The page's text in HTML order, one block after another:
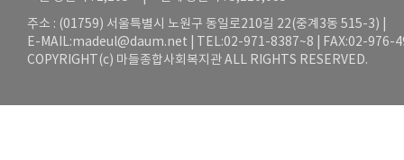
주소 : (01759) 서울특별시 노원구 동일로210길 22(중계3동 515-3) |
E-MAIL:madeul@daum.net | TEL:02-971-8387~8 | FAX:02-976-
COPYRIGHT(c) 마들종합사회복지관 ALL RIGHTS RESERVED.